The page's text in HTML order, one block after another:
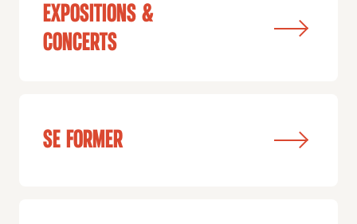
Expositions &
concerts
Se former